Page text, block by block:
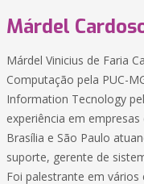
Márdel
Márdel Vinicius de Faria
Computação pela PUC-
Information Tecnology
experiência em
Brasília e São Paulo
suporte, gerente de
Foi palestrante em